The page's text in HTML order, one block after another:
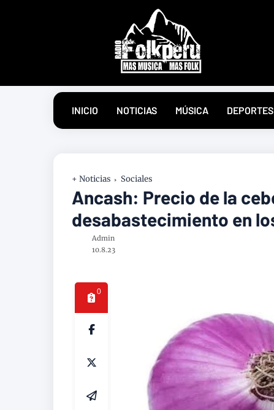
INICIO NOTICIAS MÚSICA DEPORTES
+ Noticias Sociales
Ancash: Precio de la
desabastecimiento en
Admin
10.8.23
0